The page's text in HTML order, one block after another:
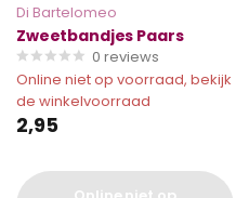
Di Bartelomeo
Zweetbandjes Paars
0 reviews
Online niet op voorraad, bekijk
de winkelvoorraad
2,95